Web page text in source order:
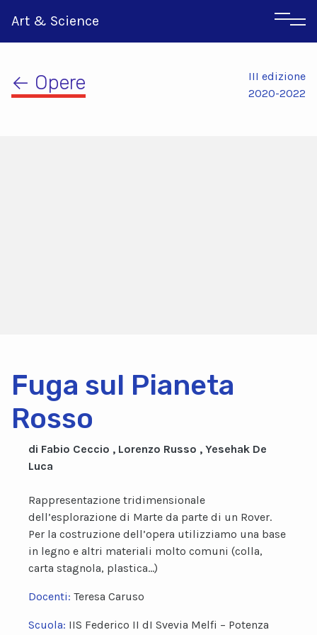
Art & Science
← Opere
III edizione
2020-2022
Fuga sul Pianeta
Rosso
di Fabio Ceccio , Lorenzo Russo , Yesehak De
Luca
Rappresentazione tridimensionale
dell’esplorazione di Marte da parte di un Rover.
Per la costruzione dell’opera utilizziamo una base
in legno e altri materiali molto comuni (colla,
carta stagnola, plastica…)
Docenti: Teresa Caruso
Scuola: IIS Federico II dI Svevia Melfi – Potenza